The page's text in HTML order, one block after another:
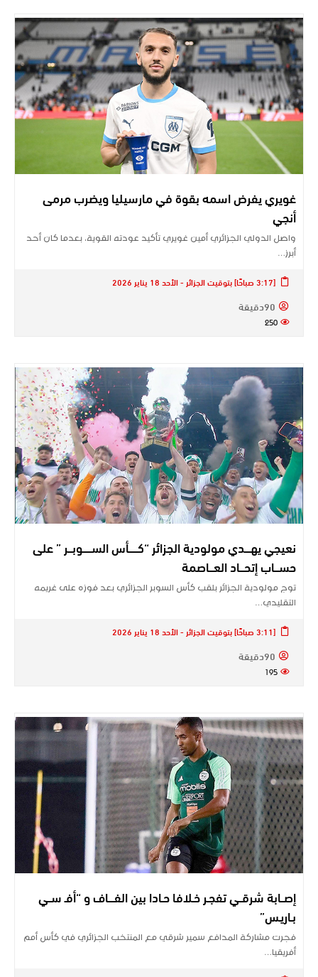
غويري يفرض اسمه بقوة في مارسيليا ويضرب مرمى
أنجي
واصل الدولي الجزائري أمين غويري تأكيد عودته القوية، بعدما كان أحد
أبرز…
[3:17 صباحًا] بتوقيت الجزائر - الأحد 18 يناير 2026
90دقيقة
250
نعيجي يهــــدي مولودية الجزائر “كــــــأس الســــــوبـــر ” على
حســـاب إتحـــاد العـــاصمة
توج مولودية الجزائر بلقب كأس السوبر الجزائري بعد فوزه على غريمه
التقليدي…
[3:11 صباحًا] بتوقيت الجزائر - الأحد 18 يناير 2026
90دقيقة
195
إصــابة شرقــي تفجـر خـلافا حـادا بين الفــــاف و “أفـ ســي
بـاريـس”
فجرت مشاركة المدافع سمير شرقي مع المنتخب الجزائري في كأس أمم
أفريقيا…